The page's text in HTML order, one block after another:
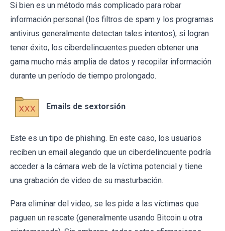
Si bien es un método más complicado para robar
información personal (los filtros de spam y los programas
antivirus generalmente detectan tales intentos), si logran
tener éxito, los ciberdelincuentes pueden obtener una
gama mucho más amplia de datos y recopilar información
durante un período de tiempo prolongado.
Emails de sextorsión
Este es un tipo de phishing. En este caso, los usuarios
reciben un email alegando que un ciberdelincuente podría
acceder a la cámara web de la víctima potencial y tiene
una grabación de video de su masturbación.
Para eliminar del video, se les pide a las víctimas que
paguen un rescate (generalmente usando Bitcoin u otra